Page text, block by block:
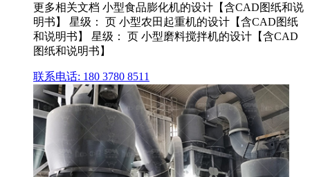
更多相关文档 小型食品膨化机的设计【含CAD图纸和说
明书】 星级： 页 小型农田起重机的设计【含CAD图纸
和说明书】 星级： 页 小型磨料搅拌机的设计【含CAD
图纸和说明书】
联系电话: 180 3780 8511